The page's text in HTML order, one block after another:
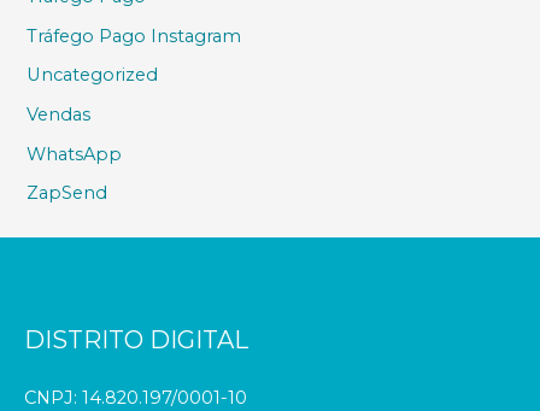
Tráfego Pago Instagram
Uncategorized
Vendas
WhatsApp
ZapSend
DISTRITO DIGITAL
CNPJ: 14.820.197/0001-10